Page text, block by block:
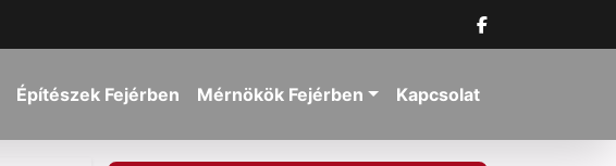
Építészek Fejérben Mérnökök Fejérben Kapcsolat